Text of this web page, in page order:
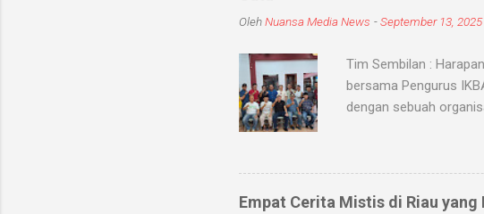
khodam Santet jenis
OlehNuansa Media News -September 13, 2025
Tim Sembilan :
bersama Pengurus
dengan sebuah
kabupaten agam
dengan Tokoh tokoh
jum'at (12-9-2025).
Empat Cerita Mistis di Riau